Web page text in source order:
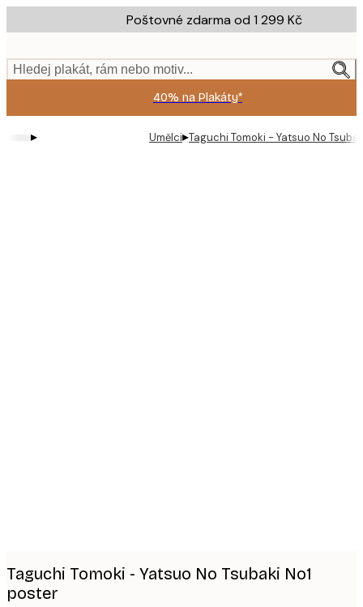
to
content.
Poštovné zdarma od 1 299 Kč
Hledej plakát, rám nebo motiv...
40% na Plakáty*
▸ Umělci▸Taguchi Tomoki - Yatsuo No
Taguchi Tomoki - Yatsuo No Tsubaki No1
poster